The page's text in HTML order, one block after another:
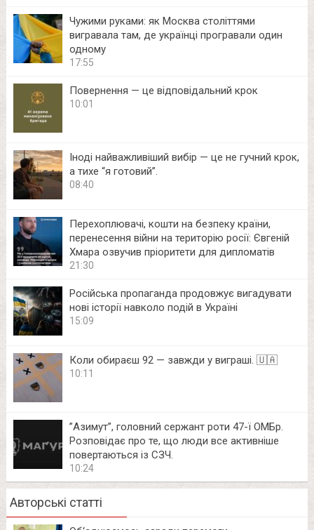
Чужими руками: як Москва століттями
вигравала там, де українці програвали один
одному
17:55
Повернення — це відповідальний крок
10:01
Іноді найважливіший вибір — це не гучний крок,
а тихе “я готовий”.
08:40
Перехоплювачі, кошти на безпеку країни,
перенесення війни на територію росії: Євгеній
Хмара озвучив пріоритети для дипломатів
21:30
Російська пропаганда продовжує вигадувати
нові історії навколо подій в Україні
15:09
Коли обираєш 92 — завжди у виграші. 🇺🇦
10:11
⁨”Азимут”, головний сержант роти 47-ї ОМБр.
Розповідає про те, що люди все активніше
повертаються із СЗЧ.
10:24
Авторські статті